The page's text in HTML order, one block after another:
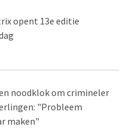
opent 13e editie
noodklok om crimineler
"Probleem
maken"